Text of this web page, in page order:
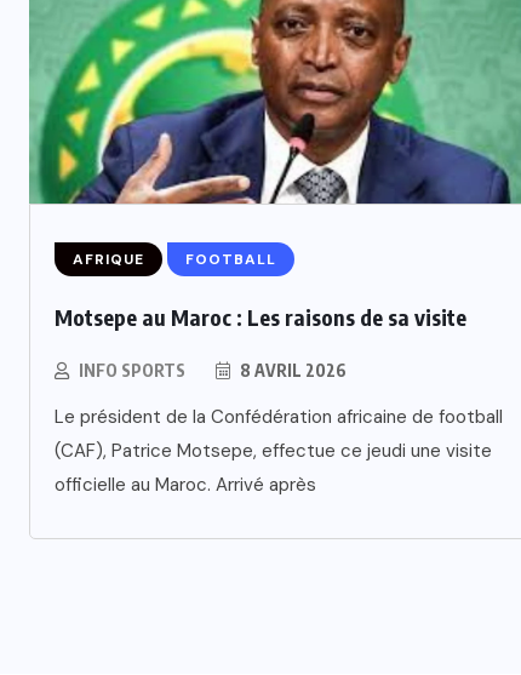
AFRIQUE FOOTBALL
Motsepe au Maroc : Les raisons de sa visite
INFO SPORTS 8 AVRIL 2026
Le président de la Confédération africaine de football
(CAF), Patrice Motsepe, effectue ce jeudi une visite
officielle au Maroc. Arrivé après